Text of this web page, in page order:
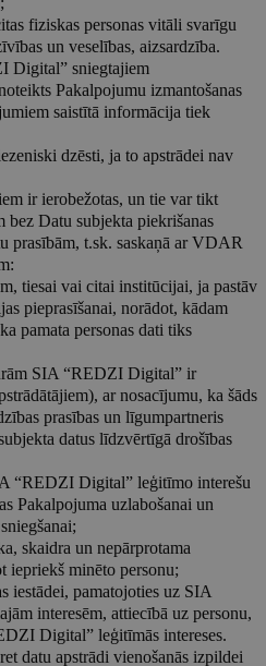
fiziskas personas vitāli svarīgu
un veselības, aizsardzība.
Digital” sniegtajiem
Pakalpojumu izmantošanas
saistītā informācija tiek
dzēsti, ja to apstrādei nav
ir ierobežotas, un tie var tikt
bez Datu subjekta piekrišanas
prasībām, t.sk. saskaņā ar VDAR
tiesai vai citai institūcijai, ja pastāv
pieprasīšanai, norādot, kādam
pamata personas dati tiks
SIA “REDZI Digital” ir
ar nosacījumu, ka šāds
prasības un līgumpartneris
datus līdzvērtīgā drošības
“REDZI Digital” leģitīmo interešu
Pakalpojuma uzlabošanai un
skaidra un nepārprotama
iepriekš minēto personu;
iestādei, pamatojoties uz SIA
interesēm, attiecībā uz personu,
Digital” leģitīmās intereses.
datu apstrādi vienošanās izpildei